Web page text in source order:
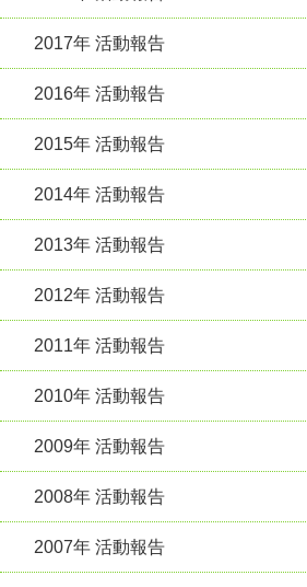
2017年 活動報告
2016年 活動報告
2015年 活動報告
2014年 活動報告
2013年 活動報告
2012年 活動報告
2011年 活動報告
2010年 活動報告
2009年 活動報告
2008年 活動報告
2007年 活動報告